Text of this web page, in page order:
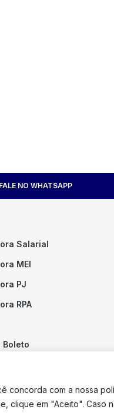
concorda com a nossa
clique em "Aceito". Caso
NO WHATSAPP
Salarial
MEI
PJ
RPA
Boleto